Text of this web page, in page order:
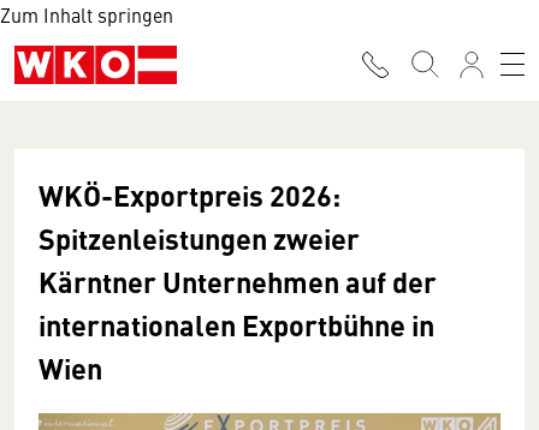
Zum Inhalt springen
WKÖ-Exportpreis 2026:
Spitzenleistungen zweier
Kärntner Unternehmen auf der
internationalen Exportbühne in
Wien